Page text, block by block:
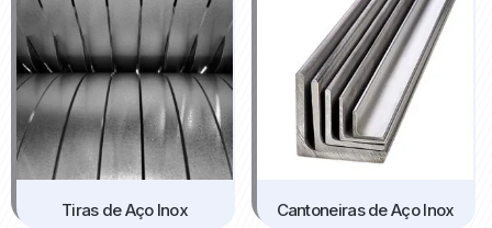
Tiras de Aço Inox Cantoneiras de Aço Inox